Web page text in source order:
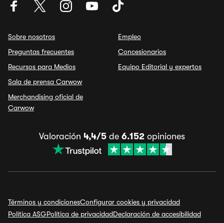
Sobre nosotros
Preguntas frecuentes
Recursos para Medios
Sala de prensa Carwow
Merchandising oficial de
Carwow
Empleo
Concesionarios
Equipo Editorial y expertos
Valoración 4,4/5 de 6.152 opiniones
Términos y condicionesConfigurar cookies y privacidad
Política ASGPolítica de privacidadDeclaración de accesibilidad